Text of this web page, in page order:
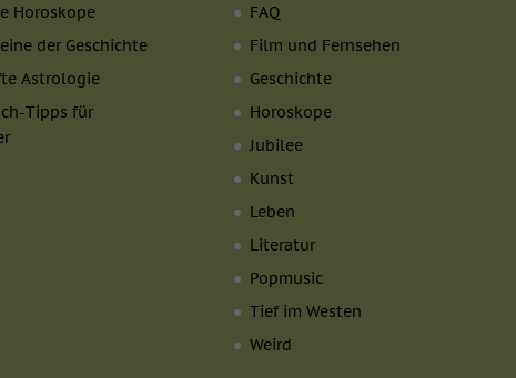
Horoskope
der Geschichte
Astrologie
Tipps für
FAQ
Film und Fernsehen
Geschichte
Horoskope
Jubilee
Kunst
Leben
Literatur
Popmusic
Tief im Westen
Weird
bedarf der Zugriff auf diese Inhalte keiner manuellen Einwilligung mehr.
Cookie-Informationen anzeigen